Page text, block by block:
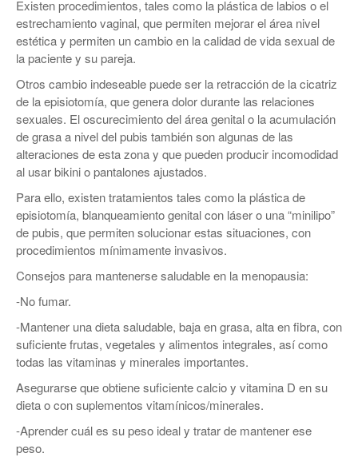
Existen procedimientos, tales como la plástica de labios o el
estrechamiento vaginal, que permiten mejorar el área nivel
estética y permiten un cambio en la calidad de vida sexual de
la paciente y su pareja.
Otros cambio indeseable puede ser la retracción de la cicatriz
de la episiotomía, que genera dolor durante las relaciones
sexuales. El oscurecimiento del área genital o la acumulación
de grasa a nivel del pubis también son algunas de las
alteraciones de esta zona y que pueden producir incomodidad
al usar bikini o pantalones ajustados.
Para ello, existen tratamientos tales como la plástica de
episiotomía, blanqueamiento genital con láser o una “minilipo”
de pubis, que permiten solucionar estas situaciones, con
procedimientos mínimamente invasivos.
Consejos para mantenerse saludable en la menopausia:
-No fumar.
-Mantener una dieta saludable, baja en grasa, alta en fibra, con
suficiente frutas, vegetales y alimentos integrales, así como
todas las vitaminas y minerales importantes.
Asegurarse que obtiene suficiente calcio y vitamina D en su
dieta o con suplementos vitamínicos/minerales.
-Aprender cuál es su peso ideal y tratar de mantener ese
peso.